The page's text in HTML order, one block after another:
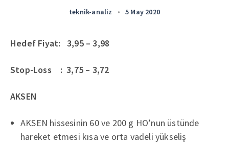
teknik-analiz • 5 May 2020
Hedef Fiyat: 3,95 – 3,98
Stop-Loss : 3,75 – 3,72
AKSEN
AKSEN hissesinin 60 ve 200 g HO’nun üstünde
hareket etmesi kısa ve orta vadeli yükseliş